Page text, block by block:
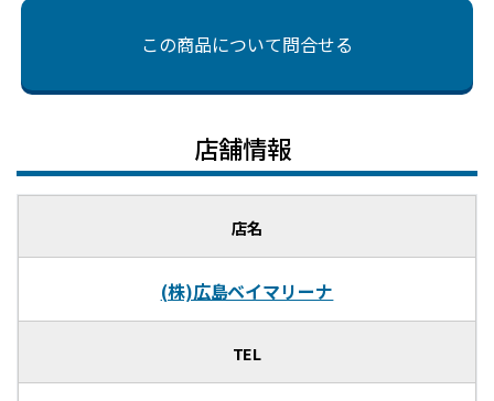
この商品について問合せる
店舗情報
店名
(株)広島ベイマリーナ
TEL